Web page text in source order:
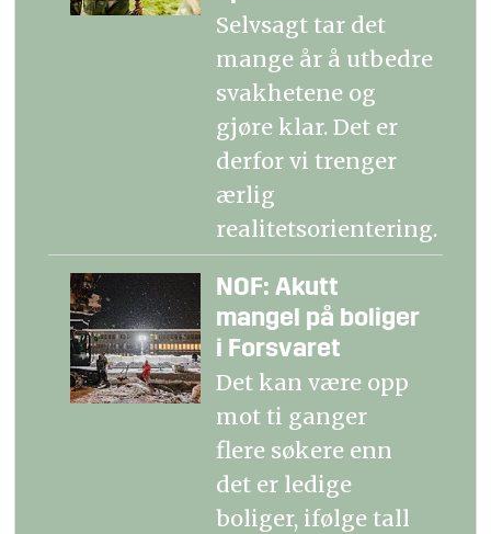
Selvsagt tar det
mange år å utbedre
svakhetene og
gjøre klar. Det er
derfor vi trenger
ærlig
realitetsorientering.
NOF: Akutt
mangel på boliger
i Forsvaret
Det kan være opp
mot ti ganger
flere søkere enn
det er ledige
boliger, ifølge tall